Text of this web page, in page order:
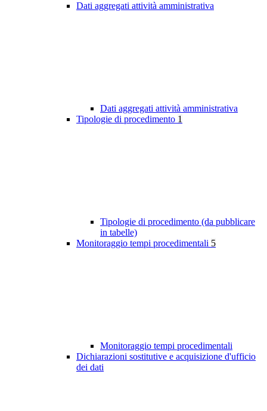
Dati aggregati attività amministrativa
Dati aggregati attività amministrativa
Tipologie di procedimento 1
Tipologie di procedimento (da pubblicare
in tabelle)
Monitoraggio tempi procedimentali 5
Monitoraggio tempi procedimentali
Dichiarazioni sostitutive e acquisizione d'ufficio
dei dati